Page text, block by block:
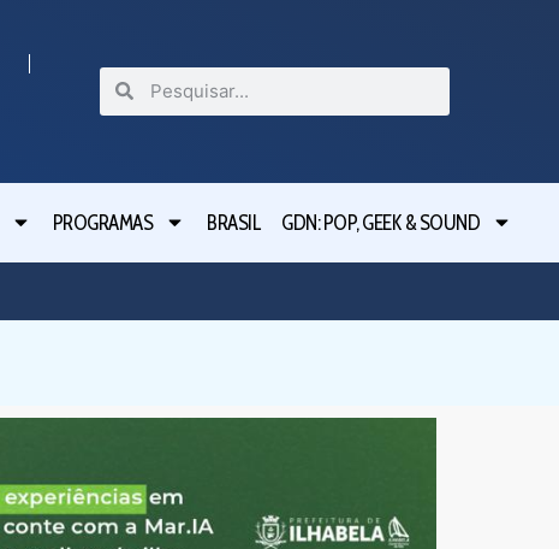
PROGRAMAS BRASIL GDN: POP, GEEK & SOUND